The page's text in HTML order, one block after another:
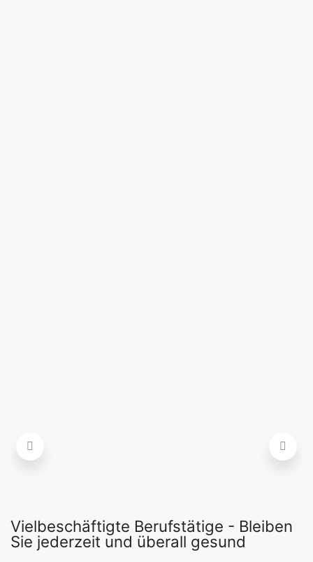
Vielbeschäftigte Berufstätige - Bleiben
Sie jederzeit und überall gesund